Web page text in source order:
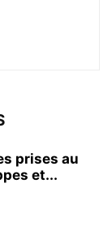
prises au
et...